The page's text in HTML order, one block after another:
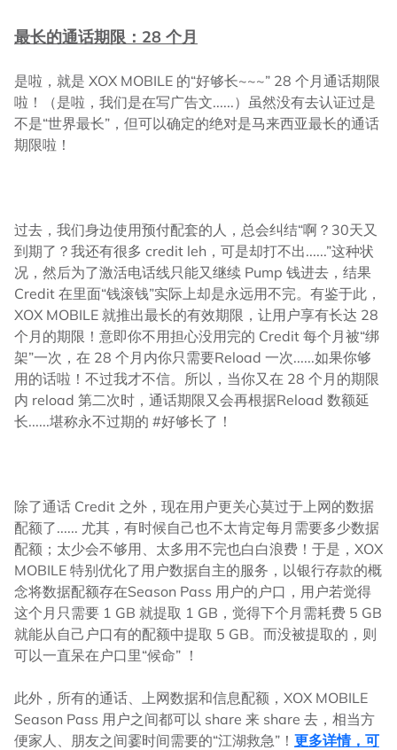
最长的通话期限：28 个月
是啦，就是 XOX MOBILE 的“好够长~~~” 28 个月通话期限
啦！（是啦，我们是在写广告文......）虽然没有去认证过是
不是“世界最长”，但可以确定的绝对是马来西亚最长的通话
期限啦！
过去，我们身边使用预付配套的人，总会纠结“啊？30天又
到期了？我还有很多 credit leh，可是却打不出......”这种状
况，然后为了激活电话线只能又继续 Pump 钱进去，结果
Credit 在里面“钱滚钱”实际上却是永远用不完。有鉴于此，
XOX MOBILE 就推出最长的有效期限，让用户享有长达 28
个月的期限！意即你不用担心没用完的 Credit 每个月被“绑
架”一次，在 28 个月内你只需要Reload 一次......如果你够
用的话啦！不过我才不信。所以，当你又在 28 个月的期限
内 reload 第二次时，通话期限又会再根据Reload 数额延
长......堪称永不过期的 #好够长了！
除了通话 Credit 之外，现在用户更关心莫过于上网的数据
配额了...... 尤其，有时候自己也不太肯定每月需要多少数据
配额；太少会不够用、太多用不完也白白浪费！于是，XOX
MOBILE 特别优化了用户数据自主的服务，以银行存款的概
念将数据配额存在Season Pass 用户的户口，用户若觉得
这个月只需要 1 GB 就提取 1 GB，觉得下个月需耗费 5 GB
就能从自己户口有的配额中提取 5 GB。而没被提取的，则
可以一直呆在户口里“候命” ！
此外，所有的通话、上网数据和信息配额，XOX MOBILE
Season Pass 用户之间都可以 share 来 share 去，相当方
便家人、朋友之间霎时间需要的“江湖救急”！ 更多详情，可